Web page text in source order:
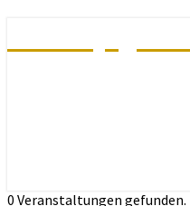
0 Veranstaltungen gefunden.